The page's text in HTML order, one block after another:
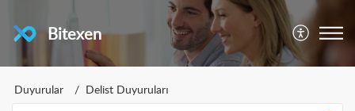
Bitexen
Duyurular Delist Duyuruları